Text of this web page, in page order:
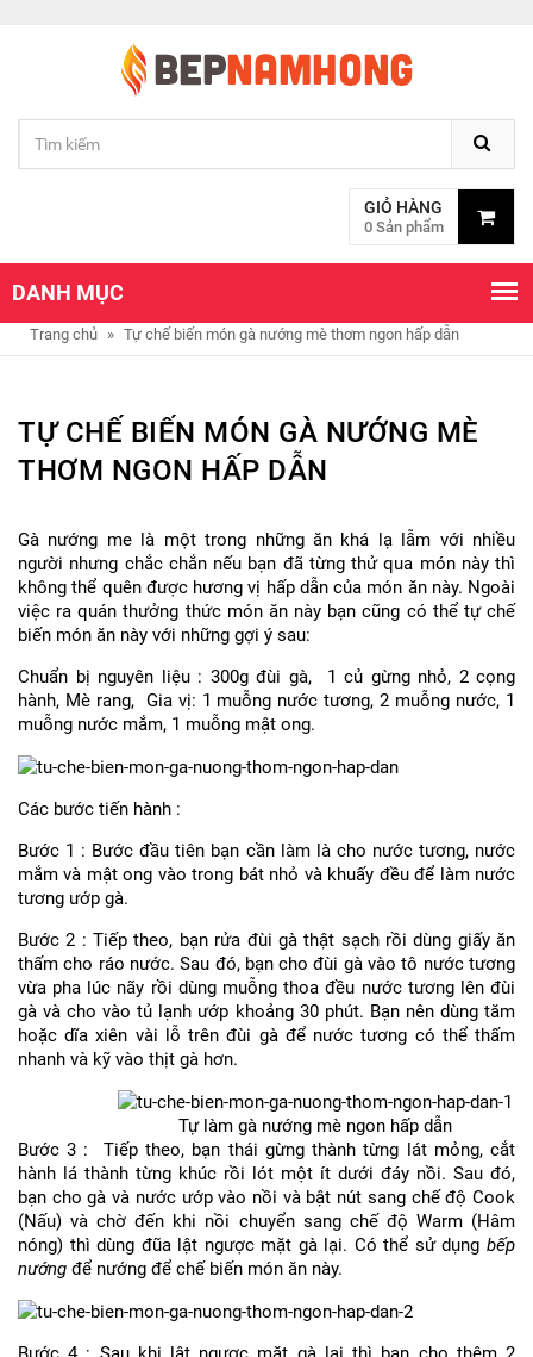
GIỎ HÀNG
0 Sản phẩm
DANH MỤC
Trang chủ » Tự chế biến món gà nướng mè thơm ngon hấp dẫn
TỰ CHẾ BIẾN MÓN GÀ NƯỚNG MÈ
THƠM NGON HẤP DẪN
Gà nướng me là một trong những ăn khá lạ lẫm với nhiều
người nhưng chắc chắn nếu bạn đã từng thử qua món này thì
không thể quên được hương vị hấp dẫn của món ăn này. Ngoài
việc ra quán thưởng thức món ăn này bạn cũng có thể tự chế
biến món ăn này với những gợi ý sau:
Chuẩn bị nguyên liệu : 300g đùi gà, 1 củ gừng nhỏ, 2 cọng
hành, Mè rang, Gia vị: 1 muỗng nước tương, 2 muỗng nước, 1
muỗng nước mắm, 1 muỗng mật ong.
Các bước tiến hành :
Bước 1 : Bước đầu tiên bạn cần làm là cho nước tương, nước
mắm và mật ong vào trong bát nhỏ và khuấy đều để làm nước
tương ướp gà.
Bước 2 : Tiếp theo, bạn rửa đùi gà thật sạch rồi dùng giấy ăn
thấm cho ráo nước. Sau đó, bạn cho đùi gà vào tô nước tương
vừa pha lúc nãy rồi dùng muỗng thoa đều nước tương lên đùi
gà và cho vào tủ lạnh ướp khoảng 30 phút. Bạn nên dùng tăm
hoặc dĩa xiên vài lỗ trên đùi gà để nước tương có thể thấm
nhanh và kỹ vào thịt gà hơn.
Tự làm gà nướng mè ngon hấp dẫn
Bước 3 : Tiếp theo, bạn thái gừng thành từng lát mỏng, cắt
hành lá thành từng khúc rồi lót một ít dưới đáy nồi. Sau đó,
bạn cho gà và nước ướp vào nồi và bật nút sang chế độ Cook
(Nấu) và chờ đến khi nồi chuyển sang chế độ Warm (Hâm
nóng) thì dùng đũa lật ngược mặt gà lại. Có thể sử dụng bếp
nướng để nướng để chế biến món ăn này.